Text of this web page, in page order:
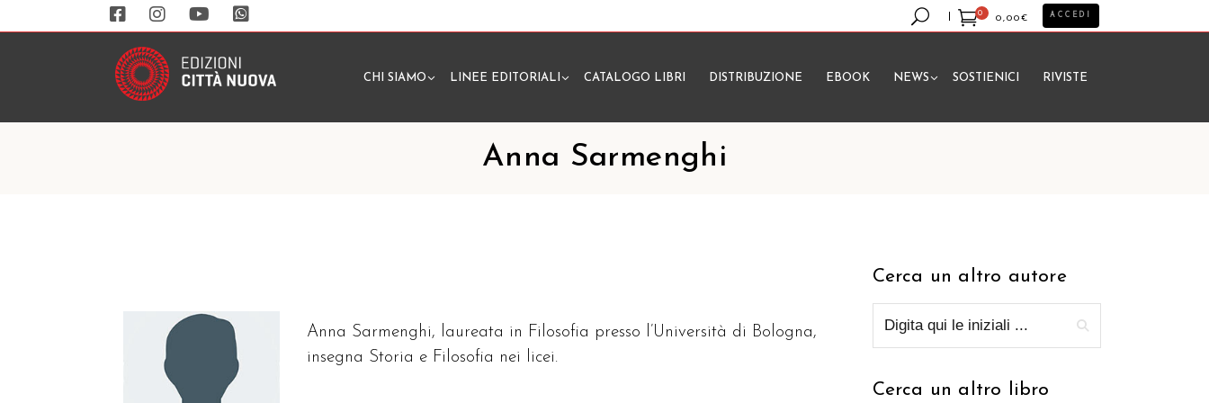
0
0,00€
Nessun prodotto nel carrello.
ACCEDI
CHI SIAMO LINEE EDITORIALI CATALOGO LIBRI DISTRIBUZIONE EBOOK NEWS SOSTIENICI RIVISTE
Anna Sarmenghi
Anna Sarmenghi, laureata in Filosofia presso l’Università di Bologna,
insegna Storia e Filosofia nei licei.
Cerca un altro autore
Cerca un altro libro